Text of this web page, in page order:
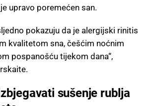
upravo poremećen san.
pokazuju da je alergijski rinitis
kvalitetom sna, češćim noćnim
pospanošću tijekom dana“,
sušenje rublja